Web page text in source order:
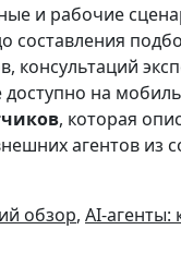
и рабочие
составления
консультаций
на
, которая
агентов из
обзор, AI-агенты: